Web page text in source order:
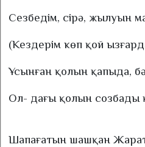
Сезбедім, сірә, жылуын
(Кездерім көп қой
Ұсынған қолын қапыда,
Ол- дағы қолын созбады
Шапағатын шашқан